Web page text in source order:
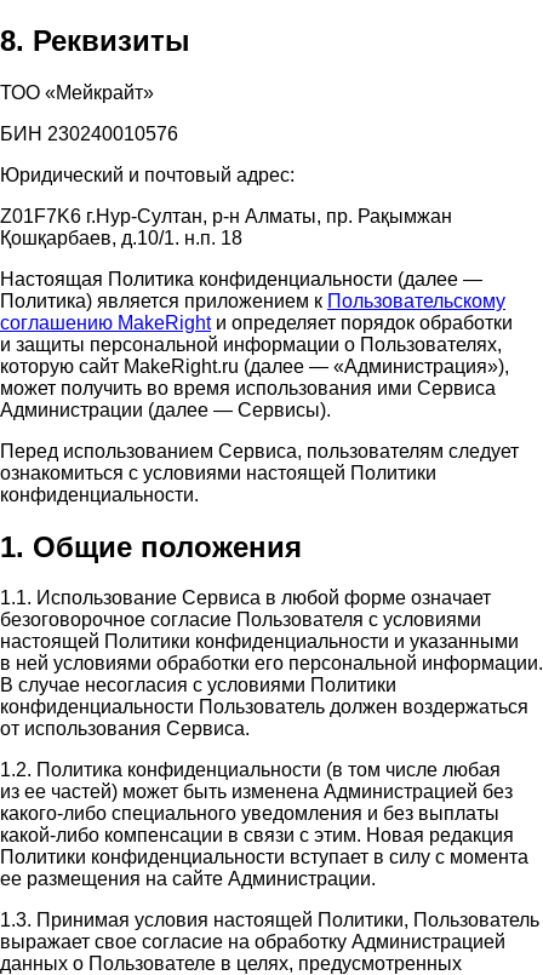
8. Реквизиты
ТОО «Мейкрайт»
БИН 230240010576
Юридический и почтовый адрес:
Z01F7K6 г.Нур-Султан, р-н Алматы, пр. Рақымжан
Қошқарбаев, д.10/1. н.п. 18
Настоящая Политика конфиденциальности (далее —
Политика) является приложением к Пользовательскому
соглашению MakeRightи определяет порядок обработки
и защиты персональной информации о Пользователях,
которую сайт MakeRight.ru (далее — «Администрация»),
может получить во время использования ими Cервиса
Администрации (далее — Сервисы).
Перед использованием Сервиса, пользователям следует
ознакомиться с условиями настоящей Политики
конфиденциальности.
1. Общие положения
1.1. Использование Сервиса в любой форме означает
безоговорочное согласие Пользователя с условиями
настоящей Политики конфиденциальности и указанными
в ней условиями обработки его персональной информации.
В случае несогласия с условиями Политики
конфиденциальности Пользователь должен воздержаться
от использования Сервиса.
1.2. Политика конфиденциальности (в том числе любая
из ее частей) может быть изменена Администрацией без
какого-либо специального уведомления и без выплаты
какой-либо компенсации в связи с этим. Новая редакция
Политики конфиденциальности вступает в силу с момента
ее размещения на сайте Администрации.
1.3. Принимая условия настоящей Политики, Пользователь
выражает свое согласие на обработку Администрацией
данных о Пользователе в целях, предусмотренных